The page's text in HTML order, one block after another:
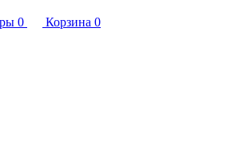
0 Корзина 0